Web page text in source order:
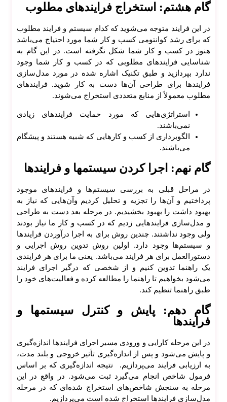
اتوما
اداری
ساما
نه
رزرو
اسیو
ساما
آموز
ساما
نه
سه
بعدی
مترج
م
صوت
ی
بات
هاب
گام هشتم: استخراج فرایند‌های مطلوب
در این فرایند متوجه می‌شوید که کدام سیستم و فرایند مطلوب
که برای رشد کوانتومی کسب و کار شما مورد احتیاج می‌باشد
هنوز در کسب و کار شما شکل نگرفته است. در این گام به
شناسایی فرایند‌های مطلوبی که در کسب و کار شما وجود
ندارد بپردازید و طبق تکنیک اشاره شده در مورد مدل‌سازی
فرایند‌ها برای طراحی آن‌ها دست به کار شوید. فرایند‌های
مطلوب معمولاً از منابع متعددی استخراج می‌شوند.
استراتژی‌هایی که مورد حمایت فرایند‌های زیادی
نمی‌باشند.
الگوبرداری از کسب و کار‌هایی که شبیه هستند و پیشگام
می‌باشند.
گام نهم: اجرا کردن سیستمها و فرایند‌ها
در مراحل قبلی به بررسی سیستم‌ها و فرایندهای موجود
پرداختیم و آن‌ها را تجزیه و تحلیل کردیم وآن‌هایی که نیاز به
بهبود داشت را بهبود بخشیدیم. در مرحله بعد دست به طراحی
و مدل‌سازی فرایند‌هایی زدیم که در کسب و کار ما نیاز بودند
ولی وجود نداشتند. چندین روش برای به اجرا درآوردن فرایند‌ها
و سیستم‌ها وجود دارد. اولین روش تدوین روش اجرایی و
دستورالعمل برای هر فرایند می‌باشد. یعنی ما برای هر فرایندی
یک راهنما تدوین کنیم و از شخصی که درگیر اجرای فرایند
می‌شود بخواهیم تا راهنما را مطالعه کرده و فعالیت‌های خود را
طبق راهنما تنظیم کند.
گام دهم: پایش و کنترل سیستمها و
فرایندها
در این مرحله کارایی و ورودی مسیر اجرای فرایند‌ها اندازه‌گیری
و پایش می‌شود و پس از اندازه‌گیری تأثیر خروجی و بلند مدت،
به ارزیابی فرایند می‌پردازیم. نتیجه اندازه‌گیری که بر اساس
فرمول شاخص انجام می‌گیرد ثبت می‌شود. در واقع در این
مرحله به سنجش شاخص‌های استخراج شده‌ای که در مرحله
مدل‌سازی فرایند‌ها استخراج شده است می‌پردازیم.